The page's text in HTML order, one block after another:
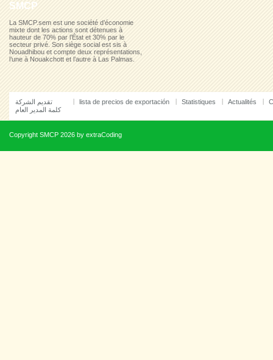
SMCP
La SMCP.sem est une société d’économie
mixte dont les actions sont détenues à
hauteur de 70% par l’État et 30% par le
secteur privé. Son siège social est sis à
Nouadhibou et compte deux représentations,
l’une à Nouakchott et l’autre à Las Palmas.
تقديم الشركة
كلمة المدير العام
lista de precios de exportación Statistiques Actualités
Copyright SMCP 2026 by extraCoding